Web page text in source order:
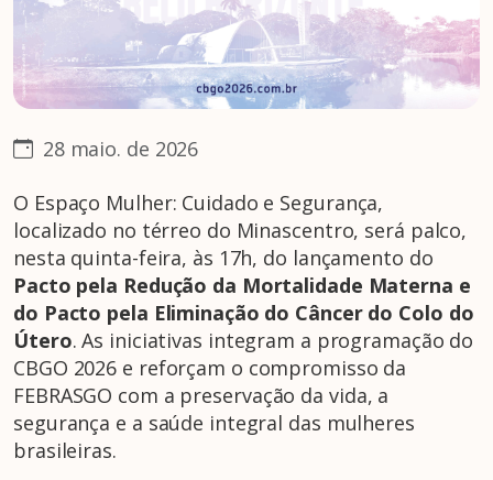
28 maio. de 2026
O Espaço Mulher: Cuidado e Segurança,
localizado no térreo do Minascentro, será palco,
nesta quinta-feira, às 17h, do lançamento do
Pacto pela Redução da Mortalidade Materna e
do Pacto pela Eliminação do Câncer do Colo do
Útero. As iniciativas integram a programação do
CBGO 2026 e reforçam o compromisso da
FEBRASGO com a preservação da vida, a
segurança e a saúde integral das mulheres
brasileiras.